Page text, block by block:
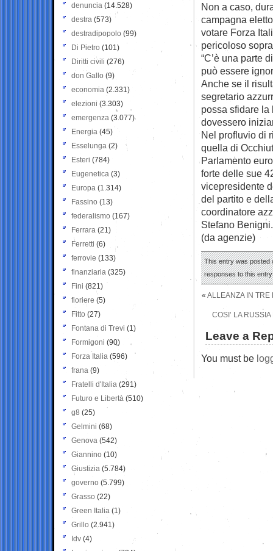
Non a caso,
campagna
votare Forza
pericoloso
“C’è una parte
può essere
Anche se il
segretario
possa sfidare la
dovessero
Nel profluvio di
quella di
Parlamento
forte delle sue
vicepresidente
del partito e
coordinatore
Stefano Benigni.
(da agenzie)
This entry was posted
responses to this
« ALLEANZA IN TRE
COSI’ LA
Leave a
You must be
denuncia (14.528)
destra (573)
destradipopolo (99)
Di Pietro (101)
Diritti civili (276)
don Gallo (9)
economia (2.331)
elezioni (3.303)
emergenza (3.077)
Energia (45)
Esselunga (2)
Esteri (784)
Eugenetica (3)
Europa (1.314)
Fassino (13)
federalismo (167)
Ferrara (21)
Ferretti (6)
ferrovie (133)
finanziaria (325)
Fini (821)
fioriere (5)
Fitto (27)
Fontana di Trevi (1)
Formigoni (90)
Forza Italia (596)
frana (9)
Fratelli d'Italia (291)
Futuro e Libertà (510)
g8 (25)
Gelmini (68)
Genova (542)
Giannino (10)
Giustizia (5.784)
governo (5.799)
Grasso (22)
Green Italia (1)
Grillo (2.941)
Idv (4)